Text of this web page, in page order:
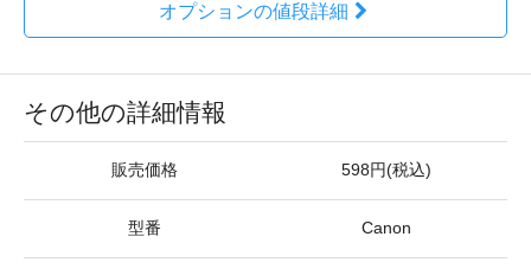
オプションの値段詳細
その他の詳細情報
販売価格 598円(税込)
型番 Canon